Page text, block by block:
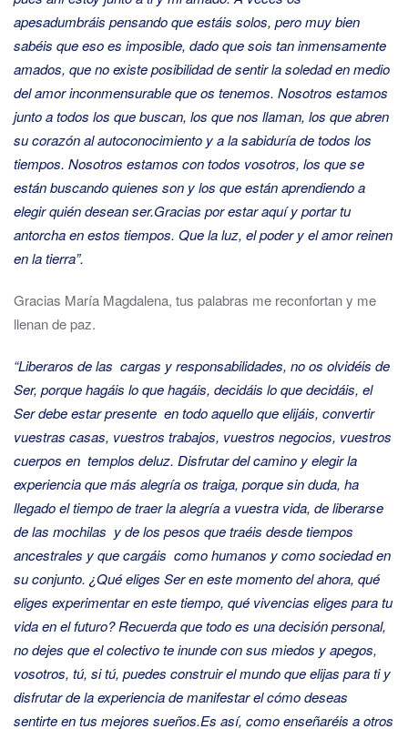
apesadumbráis pensando que estáis solos, pero muy bien
sabéis que eso es imposible, dado que sois tan inmensamente
amados, que no existe posibilidad de sentir la soledad en medio
del amor inconmensurable que os tenemos. Nosotros estamos
junto a todos los que buscan, los que nos llaman, los que abren
su corazón al autoconocimiento y a la sabiduría de todos los
tiempos. Nosotros estamos con todos vosotros, los que se
están buscando quienes son y los que están aprendiendo a
elegir quién desean ser.Gracias por estar aquí y portar tu
antorcha en estos tiempos. Que la luz, el poder y el amor reinen
en la tierra”.
Gracias María Magdalena, tus palabras me reconfortan y me
llenan de paz.
“Liberaros de las cargas y responsabilidades, no os olvidéis de
Ser, porque hagáis lo que hagáis, decidáis lo que decidáis, el
Ser debe estar presente en todo aquello que elijáis, convertir
vuestras casas, vuestros trabajos, vuestros negocios, vuestros
cuerpos en templos deluz. Disfrutar del camino y elegir la
experiencia que más alegría os traiga, porque sin duda, ha
llegado el tiempo de traer la alegría a vuestra vida, de liberarse
de las mochilas y de los pesos que traéis desde tiempos
ancestrales y que cargáis como humanos y como sociedad en
su conjunto. ¿Qué eliges Ser en este momento del ahora, qué
eliges experimentar en este tiempo, qué vivencias eliges para tu
vida en el futuro? Recuerda que todo es una decisión personal,
no dejes que el colectivo te inundecon sus miedos y apegos,
vosotros, tú, si tú, puedes construir el mundo que elijas para ti y
disfrutar de la experiencia de manifestar el cómo deseas
sentirte en tus mejores sueños.Es así, como enseñaréis a otros